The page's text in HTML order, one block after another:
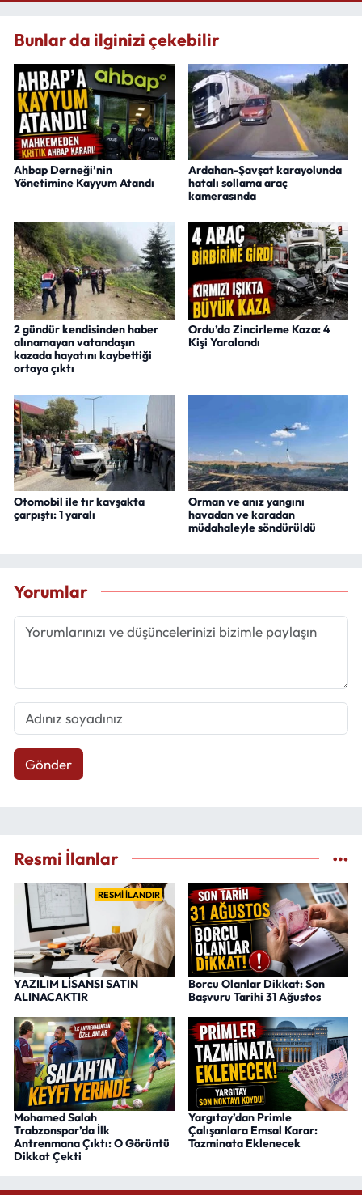
Bunlar da ilginizi çekebilir
Ahbap Derneği’nin
Yönetimine Kayyum Atandı
Ardahan-Şavşat karayolunda
hatalı sollama araç
kamerasında
2 gündür kendisinden haber
alınamayan vatandaşın
kazada hayatını kaybettiği
ortaya çıktı
Ordu’da Zincirleme Kaza: 4
Kişi Yaralandı
Otomobil ile tır kavşakta
çarpıştı: 1 yaralı
Orman ve anız yangını
havadan ve karadan
müdahaleyle söndürüldü
Yorumlar
Gönder
Resmi İlanlar
RESMİ İLANDIR
YAZILIM LİSANSI SATIN
ALINACAKTIR
Borcu Olanlar Dikkat: Son
Başvuru Tarihi 31 Ağustos
Mohamed Salah
Trabzonspor’da İlk
Antrenmana Çıktı: O Görüntü
Dikkat Çekti
Yargıtay’dan Primle
Çalışanlara Emsal Karar:
Tazminata Eklenecek